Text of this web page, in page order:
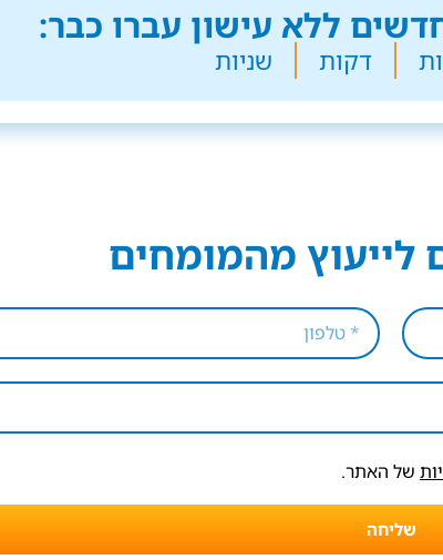
ללא עישון עברו כבר:
דקות שניות
לייעוץ מהמומחים
של האתר.
שליחה